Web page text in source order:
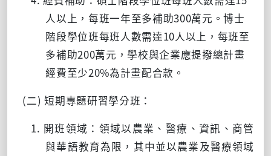
人以上，每班一年至多補助300萬元。博士
階段學位班每班人數需達10人以上，每班至
多補助200萬元，學校與企業應提撥總計畫
經費至少20%為計畫配合款。
(二) 短期專題研習學分班：
1. 開班領域：領域以農業、醫療、資訊、商管
與華語教育為限，其中並以農業及醫療領域